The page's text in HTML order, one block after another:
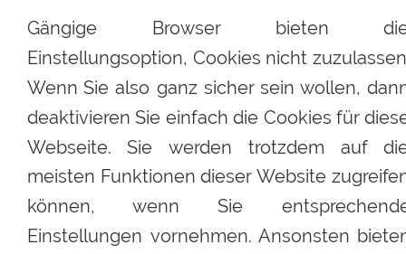
Gängige
Browser bieten
Einstellungsoption, Cookies nicht
Wenn Sie also ganz sicher sein wollen,
deaktivieren Sie einfach die Cookies für
Webseite.
Sie werden trotzdem auf
meisten Funktionen dieser Website
können,
wenn Sie
Einstellungen vornehmen. Ansonsten